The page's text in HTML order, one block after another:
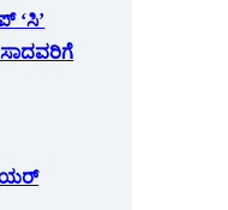
‘ಸಿ’